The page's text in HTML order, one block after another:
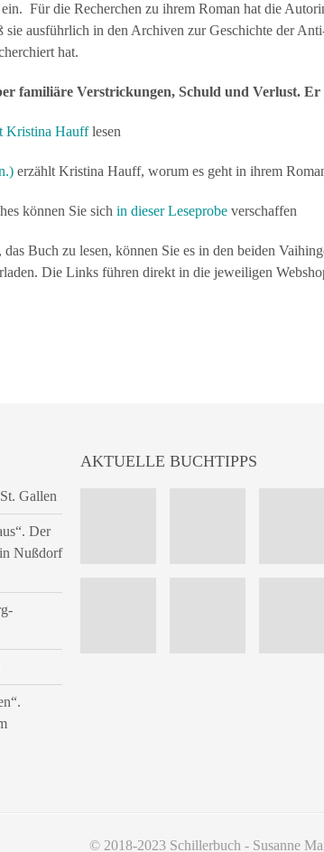
Für die Recherchen zu ihrem Roman hat die
sie ausführlich in den Archiven zur Geschichte der
hat.
familiäre Verstrickungen, Schuld und Verlust.
Kristina Haufflesen
erzählt Kristina Hauff, worum es geht in ihrem
können Sie sich in dieser Leseprobe verschaffen
Buch zu lesen, können Sie es in den beiden
Die Links führen direkt in die jeweiligen
Gallen
Der
Nußdorf
AKTUELLE BUCHTIPPS
© 2018-2023 Schillerbuch - Susanne